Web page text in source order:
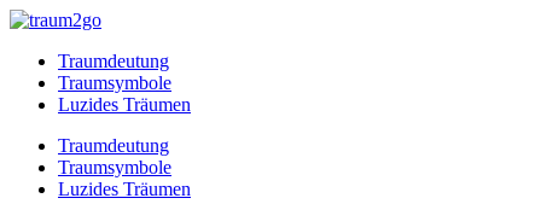
Zum
springenTraumdeutung
Traumsymbole
Luzides Träumen
Traumdeutung
Traumsymbole
Luzides Träumen